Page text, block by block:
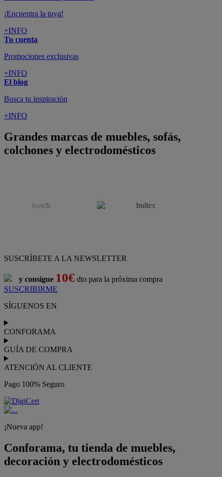
¡Encuentra la tuya!
+INFO
Tu cuenta
Promociones exclusivas
+INFO
El blog
Busca tu inspiración
+INFO
Grandes marcas de muebles, sofás,
colchones y electrodomésticos
SUSCRÍBETE A LA NEWSLETTER
y consigue 10€ dto para la próxima compra
SUSCRIBIRME
SÍGUENOS EN
CONFORAMA
GUÍA DE COMPRA
ATENCIÓN AL CLIENTE
Pago 100% Seguro
¡Nueva app!
Conforama, tu tienda de muebles,
decoración y electrodomésticos